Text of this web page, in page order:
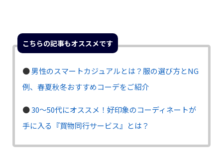
こちらの記事もオススメです
●男性のスマートカジュアルとは？服の選び方とNG
例、春夏秋冬おすすめコーデをご紹介
●30〜50代にオススメ！好印象のコーディネートが
手に入る『買物同行サービス』とは？